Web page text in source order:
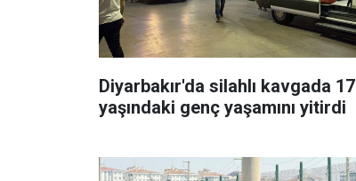
Diyarbakır'da silahlı kavgada 17
yaşındaki genç yaşamını yitirdi